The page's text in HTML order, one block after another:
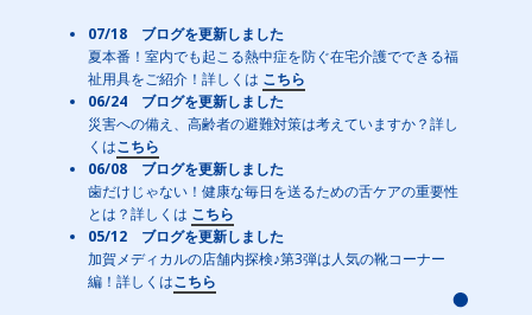
07/18 ブログを更新しました
夏本番！室内でも起こる熱中症を防ぐ在宅介護でできる福
祉用具をご紹介！詳しくは こちら
06/24 ブログを更新しました
災害への備え、高齢者の避難対策は考えていますか？詳し
くはこちら
06/08 ブログを更新しました
歯だけじゃない！健康な毎日を送るための舌ケアの重要性
とは？詳しくは こちら
05/12 ブログを更新しました
加賀メディカルの店舗内探検♪第3弾は人気の靴コーナー
編！詳しくはこちら